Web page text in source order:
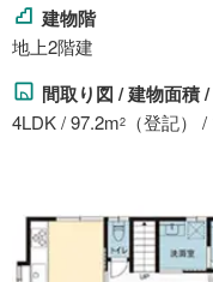
建物階
地上2階建
間取り図 / 建物面積
4LDK / 97.2m2 （登記）